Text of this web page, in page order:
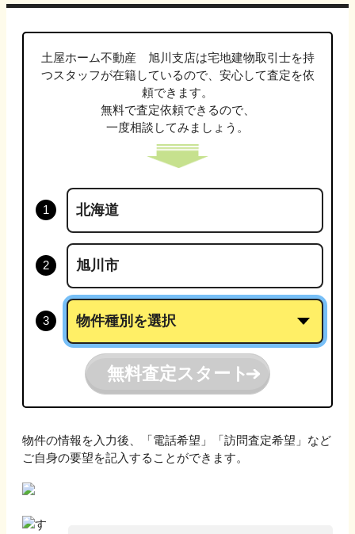
土屋ホーム不動産 旭川支店は宅地建物取引士を持
つスタッフが在籍しているので、安心して査定を依
頼できます。
無料で査定依頼できるので、
一度相談してみましょう。
無料査定スタート
物件の情報を入力後、「電話希望」「訪問査定希望」など
ご自身の要望を記入することができます。